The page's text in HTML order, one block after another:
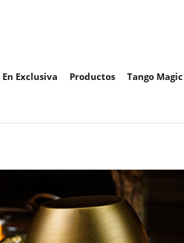
En Exclusiva Productos Tango Magic